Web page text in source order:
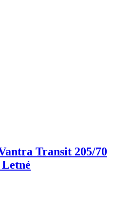
Transit 205/70
Letné